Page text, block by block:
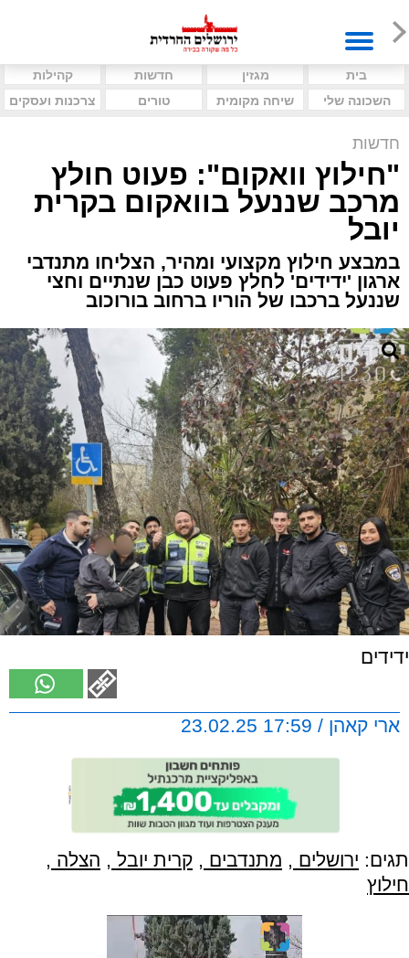
בית מגזין חדשות
קהילות
השכונה שלי
שיחה מקומית טורים צרכנות ועסקים
חדשות
"חילוץ וואקום": פעוט חולץ
מרכב שננעל בוואקום בקרית
יובל
במבצע חילוץ מקצועי ומהיר, הצליחו מתנדבי
ארגון 'ידידים' לחלץ פעוט כבן שנתיים וחצי
שננעל ברכבו של הוריו ברחוב בורוכוב
ידידים
ארי קאהן / 17:59 23.02.25
תגים: ירושלים , מתנדבים , קרית יובל , הצלה ,
חילוץ